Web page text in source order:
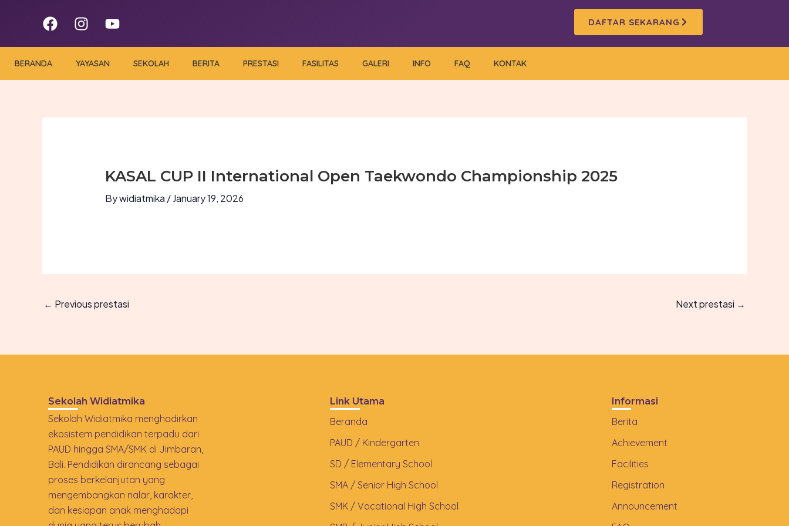
F
a
c
e
k
I
n
s
t
a
Y
o
u
DAFTAR SEKARANG
BERANDA YAYASAN SEKOLAH BERITA PRESTASI FASILITAS GALERI INFO FAQ KONTAK
KASAL CUP II International Open Taekwondo Championship 2025
Bywidiatmika /January 19, 2026
← Previous prestasi Next prestasi →
Sekolah Widiatmika
Sekolah Widiatmika menghadirkan
ekosistem pendidikan terpadu dari
PAUD hingga SMA/SMK di Jimbaran,
Bali. Pendidikan dirancang sebagai
proses berkelanjutan yang
mengembangkan nalar, karakter,
dan kesiapan anak menghadapi
Link Utama
Beranda
PAUD / Kindergarten
SD / Elementary School
SMA / Senior High School
SMK / Vocational High School
Informasi
Berita
Achievement
Facilities
Registration
Announcement